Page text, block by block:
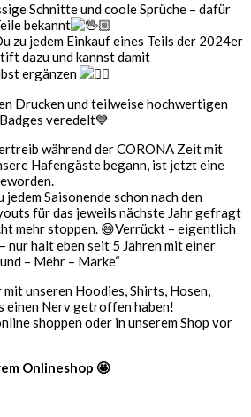
Schnitte und coole Sprüche – dafür
bekannt
zu jedem Einkauf eines Teils der 2024er
dazu und kannst damit
ergänzen
Drucken und teilweise hochwertigen
veredelt💙
während der CORONA Zeit mit
Hafengäste begann, ist jetzt eine
Saisonende schon nach den
für das jeweils nächste Jahr gefragt
mehr stoppen. 😅Verrückt – eigentlich
nur halt eben seit 5 Jahren mit einer
– Mehr – Marke“
unseren Hoodies, Shirts, Hosen,
einen Nerv getroffen haben!
shoppen oder in unserem Shop vor
Onlineshop 🤩